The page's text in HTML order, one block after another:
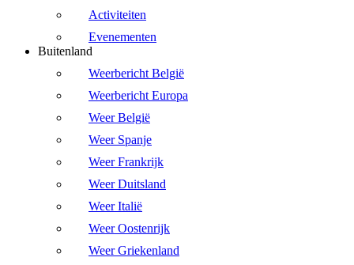
Activiteiten
Evenementen
Buitenland
Weerbericht België
Weerbericht Europa
Weer België
Weer Spanje
Weer Frankrijk
Weer Duitsland
Weer Italië
Weer Oostenrijk
Weer Griekenland